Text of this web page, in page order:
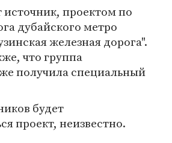
источник, проектом по
дубайского метро
железная дорога".
что группа
получила специальный
будет
проект, неизвестно.